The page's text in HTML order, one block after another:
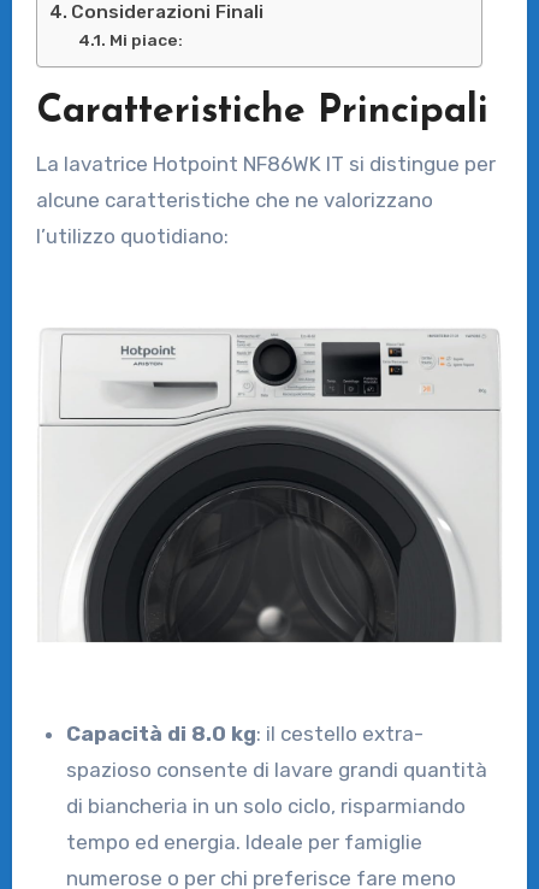
Considerazioni Finali
Mi piace:
Caratteristiche Principali
La lavatrice Hotpoint NF86WK IT si distingue per
alcune caratteristiche che ne valorizzano
l’utilizzo quotidiano:
Capacità di 8.0 kg: il cestello extra-
spazioso consente di lavare grandi quantità
di biancheria in un solo ciclo, risparmiando
tempo ed energia. Ideale per famiglie
numerose o per chi preferisce fare meno